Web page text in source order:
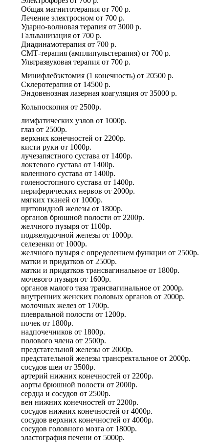
Общая магнитотерапия от 700 р.
Лечение электросном от 700 р.
Ударно-волновая терапия от 3000 р.
Гальванизация от 700 р.
Диадинамотерапия от 700 р.
СМТ-терапия (амплипульстерапия) от 700 р.
Ультразвуковая терапия от 700 р.
Минифлебэктомия (1 конечность) от 20500 р.
Склеротерапия от 14500 р.
Эндовенозная лазерная коагуляция от 35000 р.
Кольпоскопия от 2500р.
лимфатических узлов от 1000р.
глаз от 2500р.
верхних конечностей от 2200р.
кисти руки от 1000р.
лучезапястного сустава от 1400р.
локтевого сустава от 1400р.
коленного сустава от 1400р.
голеностопного сустава от 1400р.
периферических нервов от 2000р.
мягких тканей от 1000р.
щитовидной железы от 1800р.
органов брюшной полости от 2200р.
желчного пузыря от 1100р.
поджелудочной железы от 1000р.
селезенки от 1000р.
желчного пузыря с определением функции от 2500р.
матки и придатков от 2500р.
матки и придатков трансвагинальное от 1800р.
мочевого пузыря от 1600р.
органов малого таза трансвагинальное от 2000р.
внутренних женских половых органов от 2000р.
молочных желез от 1700р.
плевральной полости от 1200р.
почек от 1800р.
надпочечников от 1800р.
полового члена от 2500р.
предстательной железы от 2000р.
предстательной железы трансректальное от 2000р.
сосудов шеи от 3500р.
артерий нижних конечностей от 2200р.
аорты брюшной полости от 2000р.
сердца и сосудов от 2500р.
вен нижних конечностей от 2200р.
сосудов нижних конечностей от 4000р.
сосудов верхних конечностей от 4000р.
сосудов головного мозга от 1800р.
эластография печени от 5000р.